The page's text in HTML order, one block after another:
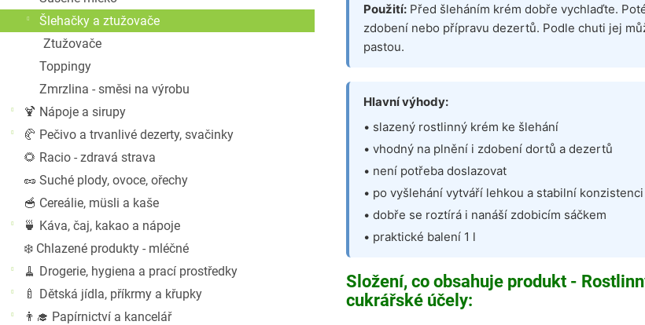
Šlehačky a ztužovače
Ztužovače
Toppingy
Zmrzlina - směsi na výrobu
🍹 Nápoje a sirupy
🥐 Pečivo a trvanlivé dezerty, svačinky
🌻 Racio - zdravá strava
🥜 Suché plody, ovoce, ořechy
🥣 Cereálie, müsli a kaše
🍵 Káva, čaj, kakao a nápoje
❄️ Chlazené produkty - mléčné
🧹 Drogerie, hygiena a prací prostředky
🍼 Dětská jídla, příkrmy a křupky
👨‍🎓 Papírnictví a kancelář
Použití: Před šleháním krém dobře vychlaďte.
zdobení nebo přípravu dezertů. Podle chuti jej
pastou.
Hlavní výhody:
• slazený rostlinný krém ke šlehání
• vhodný na plnění i zdobení dortů a dezertů
• není potřeba doslazovat
• po vyšlehání vytváří lehkou a stabilní konzistenci
• dobře se roztírá i nanáší zdobicím sáčkem
• praktické balení 1 l
Složení, co obsahuje produkt -
cukrářské účely: